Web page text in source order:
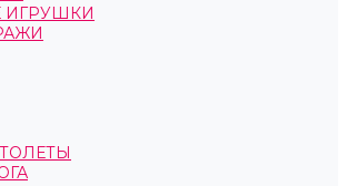
ИГРУШКИ